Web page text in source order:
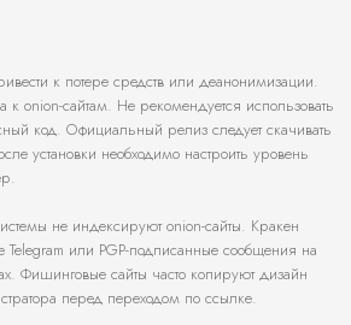
к потере средств или деанонимизации.
к onion-сайтам. Не рекомендуется использовать
код. Официальный релиз следует скачивать
установки необходимо настроить уровень
не индексируют onion-сайты. Кракен
или PGP-подписанные сообщения на
Фишинговые сайты часто копируют дизайн
перед переходом по ссылке.